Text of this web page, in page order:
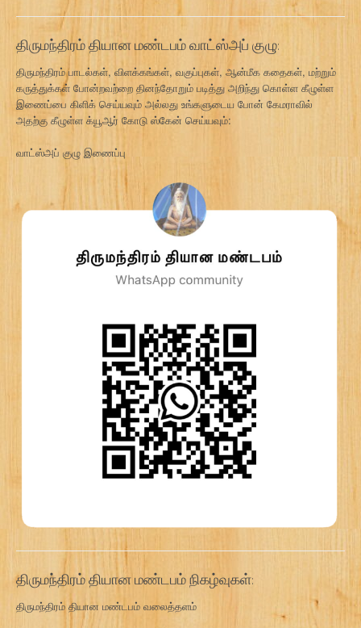
திருமந்திரம் தியான மண்டபம் வாட்ஸ்அப் குழு:
திருமந்திரம் பாடல்கள், விளக்கங்கள், வகுப்புகள், ஆன்மீக கதைகள், மற்றும்
கருத்துக்கள் போன்றவற்றை தினந்தோறும் படித்து அறிந்து கொள்ள கீழுள்ள
இணைப்பை கிளிக் செய்யவும் அல்லது உங்களுடைய போன் கேமராவில்
அதற்கு கீழுள்ள க்யூஆர் கோடு ஸ்கேன் செய்யவும்:
வாட்ஸ்அப் குழு இணைப்பு
திருமந்திரம் தியான மண்டபம் நிகழ்வுகள்:
திருமந்திரம் தியான மண்டபம் வலைத்தளம்